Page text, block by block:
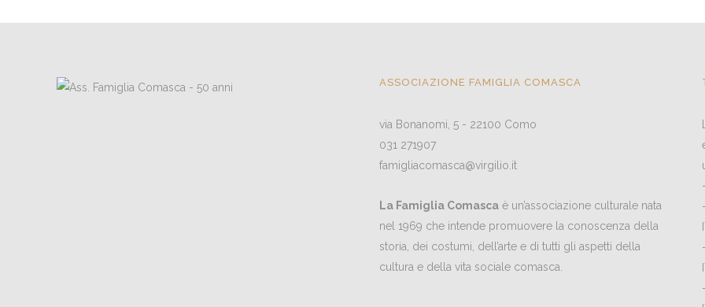
ASSOCIAZIONE FAMIGLIA COMASCA
via Bonanomi, 5 - 22100 Como
031 271907
famigliacomasca@virgilio.it
La Famiglia Comascaè un’associazione culturale nata
nel 1969 che intende promuovere la conoscenza della
storia, dei costumi, dell’arte e di tutti gli aspetti della
cultura e della vita sociale comasca.
-
-
-
-